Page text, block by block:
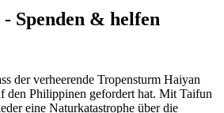
Spenden & helfen
der verheerende Tropensturm Haiyan
den Philippinen gefordert hat. Mit Taifun
eine Natur­katastrophe über die